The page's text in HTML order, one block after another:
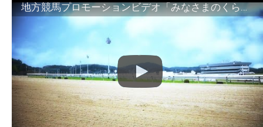
地方競馬プロモーションビデオ「みなさまのくらしのために」30秒篇｜NAR公式